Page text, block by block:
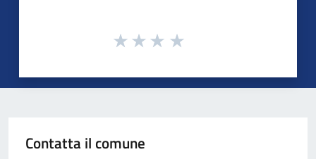
Contatta il comune